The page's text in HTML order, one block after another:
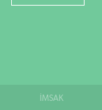
İMSAK